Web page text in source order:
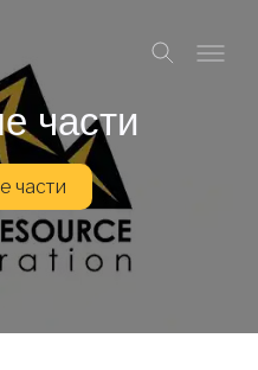
части
части